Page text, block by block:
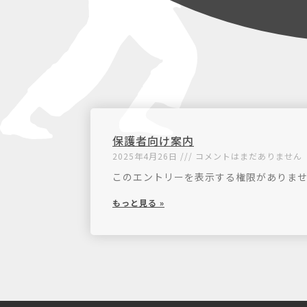
保護者向け案内
2025年4月26日 コメントはまだありません
このエントリーを表示する権限がありま
もっと見る »